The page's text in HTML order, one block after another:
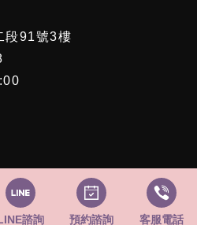
段91號3樓
All rights reserved.
諮詢 預約諮詢 客服電話